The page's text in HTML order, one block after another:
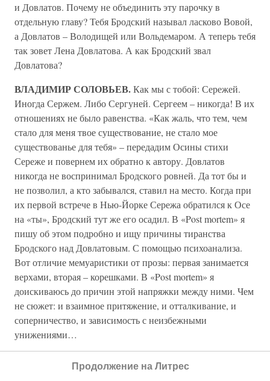
и Довлатов. Почему не объединить эту парочку в
отдельную главу? Тебя Бродский называл ласково Вовой,
а Довлатов – Володищей или Вольдемаром. А теперь тебя
так зовет Лена Довлатова. А как Бродский звал
Довлатова?
ВЛАДИМИР СОЛОВЬЕВ.Как мы с тобой: Сережей.
Иногда Сержем. Либо Сергуней. Сергеем – никогда! В их
отношениях не было равенства. «Как жаль, что тем, чем
стало для меня твое существование, не стало мое
существованье для тебя» – передадим Осины стихи
Сереже и повернем их обратно к автору. Довлатов
никогда не воспринимал Бродского ровней. Да тот бы и
не позволил, а кто забывался, ставил на место. Когда при
их первой встрече в Нью-Йорке Сережа обратился к Осе
на «ты», Бродский тут же его осадил. В «Post mortem» я
пишу об этом подробно и ищу причины тиранства
Бродского над Довлатовым. С помощью психоанализа.
Вот отличие мемуаристики от прозы: первая занимается
верхами, вторая – корешками. В «Post mortem» я
доискиваюсь до причин этой напряжки между ними. Чем
не сюжет: и взаимное притяжение, и отталкивание, и
соперничество, и зависимость с неизбежными
унижениями…
Продолжение на Литрес